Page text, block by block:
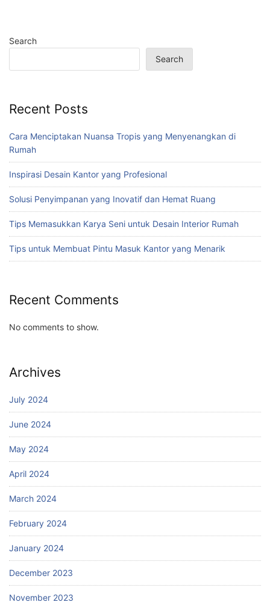
Search
Search
Recent Posts
Cara Menciptakan Nuansa Tropis yang Menyenangkan di
Rumah
Inspirasi Desain Kantor yang Profesional
Solusi Penyimpanan yang Inovatif dan Hemat Ruang
Tips Memasukkan Karya Seni untuk Desain Interior Rumah
Tips untuk Membuat Pintu Masuk Kantor yang Menarik
Recent Comments
No comments to show.
Archives
July 2024
June 2024
May 2024
April 2024
March 2024
February 2024
January 2024
December 2023
November 2023